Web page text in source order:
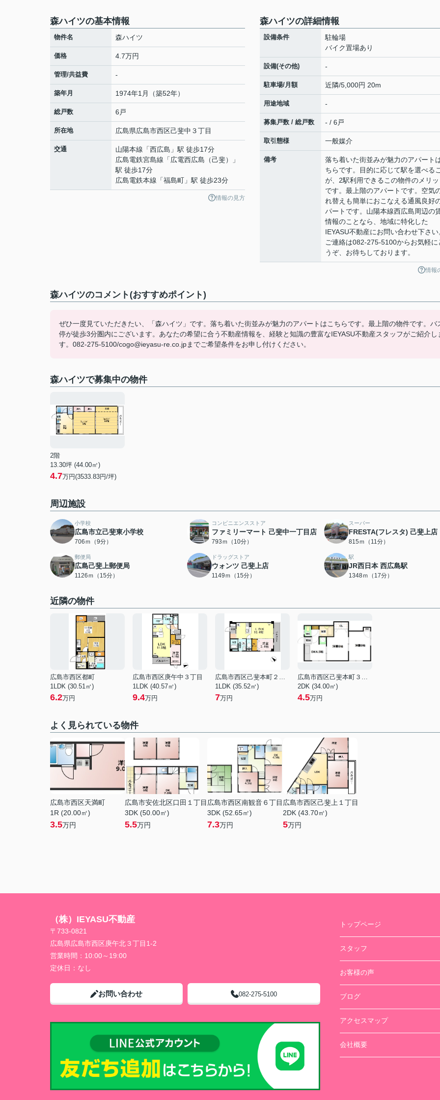
森ハイツの基本情報
物件名 森ハイツ
価格 4.7万円
管理/共益費 -
築年月 1974年1月（築52年）
総戸数 6戸
所在地 広島県広島市西区己斐中 ３丁目
交通 山陽本線 「西広島 」駅 徒歩17分
広島電鉄宮島線 「広電西広島（己斐）
」
駅 徒歩17分
広島電鉄本線 「福島町 」駅 徒歩23分
情報の見方
森ハイツの詳細情報
設備条件
駐輪場
バイク置場あり
設備(その他) -
駐車場/月額 近隣/5,000円 20m
用途地域 -
募集戸数 / 総戸数 - / 6戸
取引態様 一般媒介
備考
落ち着いた街並みが魅力のアパート
ちらです。目的に応じて駅を選べる
が、2駅利用できるこの物件のメリッ
です。最上階のアパートです。空気
れ替えも簡単におこなえる通風良好
パートです。山陽本線西広島周辺の
情報のことなら、地域に特化した
IEYASU不動産にお問い合わせ下さい
ご連絡は082-275-5100からお気軽に
うぞ、お待ちしております。
情報
森ハイツのコメント(おすすめポイント)
ぜひ一度見ていただきたい、「森ハイツ」です。落ち着いた街並みが魅力のアパートはこちらです。最上階の物件です。バ
停が徒歩3分圏内にございます。あなたの希望に合う不動産情報を、経験と知識の豊富なIEYASU不動産スタッフがご紹介し
す。082-275-5100/cogo@ieyasu-re.co.jpまでご希望条件をお申し付けください。
森ハイツで募集中の物件
2階
13.30坪 (44.00㎡)
4.7万円(3533.83円/坪)
周辺施設
小学校
広島市立己斐東小学校
706ｍ（9分）
コンビニエンスストア
ファミリーマート 己斐中一丁目店
793ｍ（10分）
スーパー
FRESTA(フレスタ) 己斐上店
815ｍ（11分）
郵便局
広島己斐上郵便局
1126ｍ（15分）
ドラッグストア
ウォンツ 己斐上店
1149ｍ（15分）
駅
JR西日本 西広島駅
1348ｍ（17分）
近隣の物件
広島市西区都町
1LDK (30.51㎡)
6.2万円
広島市西区庚午中３丁目
1LDK (40.57㎡)
9.4万円
広島市西区己斐本町２丁目
1LDK (35.52㎡)
7万円
広島市西区己斐本町３丁目
2DK (34.00㎡)
4.5万円
よく見られている物件
広島市西区天満町
1R (20.00㎡)
3.5万円
広島市安佐北区口田１丁目
3DK (50.00㎡)
5.5万円
広島市西区南観音６丁目
3DK (52.65㎡)
7.3万円
広島市西区己斐上１丁目
2DK (43.70㎡)
5万円
（株）IEYASU不動産
〒733-0821
広島県広島市西区庚午北３丁目1-2
営業時間： 10:00～19:00
定休日： なし
お問い合わせ 082-275-5100
トップページ
スタッフ
お客様の声
ブログ
アクセスマップ
会社概要